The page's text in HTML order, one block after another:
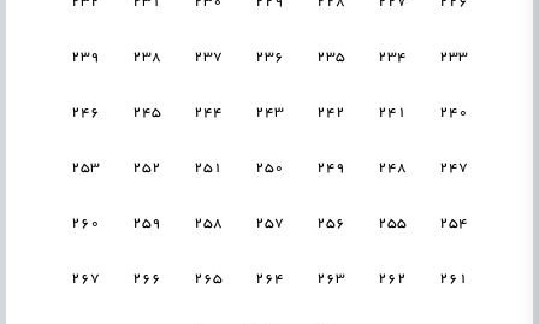
233
234
235
236
237
238
239
240
241
242
243
244
245
246
247
248
249
250
251
252
253
254
255
256
257
258
259
260
261
262
263
264
265
266
267